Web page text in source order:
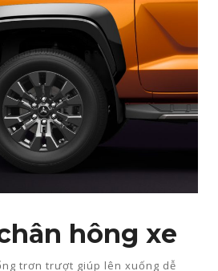
hông xe​
trơn trượt giúp lên xuống dễ